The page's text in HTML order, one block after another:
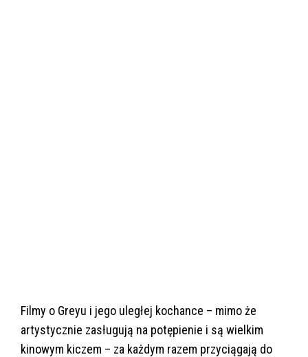
Filmy o Greyu i jego uległej kochance – mimo że
artystycznie zasługują na potępienie i są wielkim
kinowym kiczem – za każdym razem przyciągają do